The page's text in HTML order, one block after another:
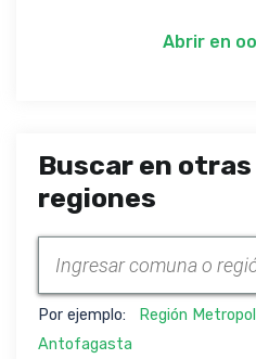
Abrir en
Buscar en
regiones
Por ejemplo: Región
Antofagasta